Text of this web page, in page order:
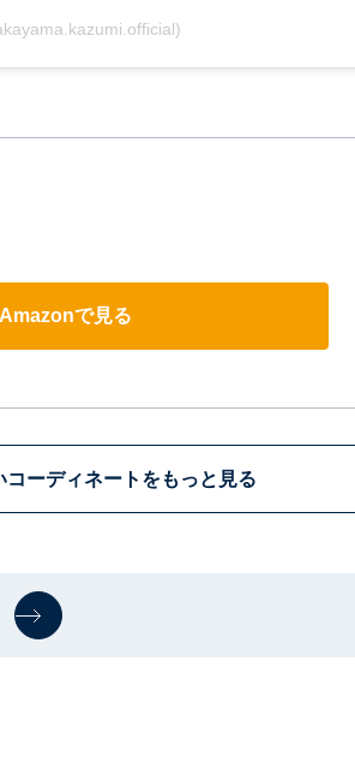
Amazonで見る
コーディネートをもっと見る